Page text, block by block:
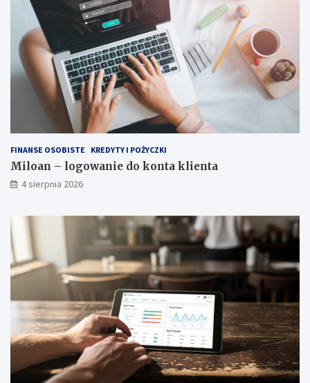
FINANSE OSOBISTE KREDYTY I POŻYCZKI
Miloan – logowanie do konta klienta
4 sierpnia 2026